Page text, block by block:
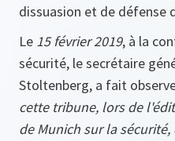
dissuasion et de défense
Le 15 février 2019, à la
sécurité, le secrétaire
Stoltenberg, a fait
cette tribune, lors de
de Munich sur la